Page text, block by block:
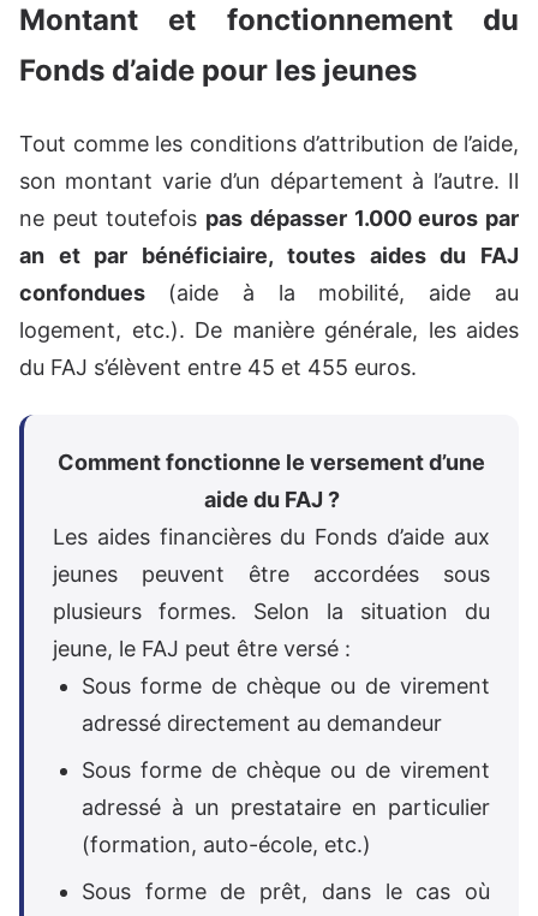
Montant et fonctionnement du
Fonds d’aide pour les jeunes
Tout comme les conditions d’attribution de l’aide,
son montant varie d’un département à l’autre. Il
ne peut toutefois pas dépasser 1.000 euros par
an et par bénéficiaire, toutes aides du FAJ
confondues
(aide à la mobilité, aide au
logement, etc.). De manière générale, les aides
du FAJ s’élèvent entre 45 et 455 euros.
Comment fonctionne le versement d’une
aide du FAJ ?
Les aides financières du Fonds d’aide aux
jeunes peuvent être accordées sous
plusieurs formes. Selon la situation du
jeune, le FAJ peut être versé :
Sous forme de chèque ou de virement
adressé directement au demandeur
Sous forme de chèque ou de virement
adressé à un prestataire en particulier
(formation, auto-école, etc.)
Sous forme de prêt, dans le cas où